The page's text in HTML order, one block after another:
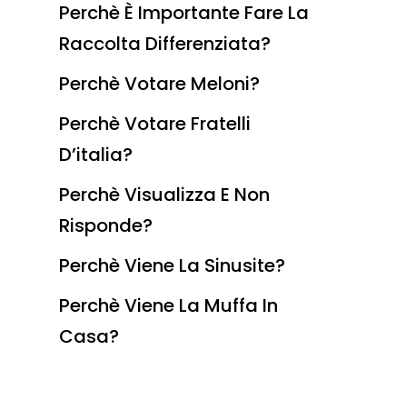
Perchè È Importante Fare La
Raccolta Differenziata?
Perchè Votare Meloni?
Perchè Votare Fratelli
D’italia?
Perchè Visualizza E Non
Risponde?
Perchè Viene La Sinusite?
Perchè Viene La Muffa In
Casa?